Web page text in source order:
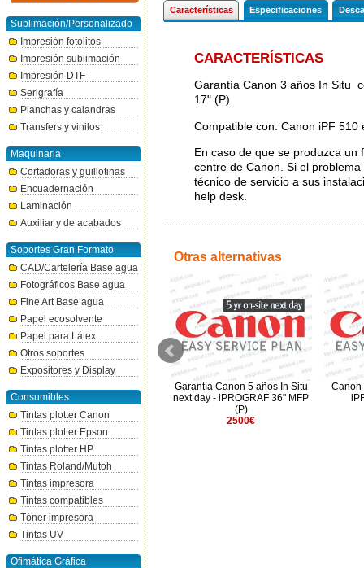
Sublimación/Personalizado
Impresión fotolitos
Impresión sublimación
Impresión DTF
Serigrafía
Planchas y calandras
Transfers y vinilos
Maquinaria
Cortadoras y guillotinas
Encuadernación
Laminación
Auxiliar y de acabados
Soportes Gran Formato
CAD/Cartelería Base agua
Fotográficos Base agua
Fine Art Base agua
Papel ecosolvente
Papel para Látex
Otros soportes
Expositores y Display
Consumibles
Tintas plotter Canon
Tintas plotter Epson
Tintas plotter HP
Tintas Roland/Mutoh
Tintas impresora
Tintas compatibles
Tóner impresora
Tintas UV
Ofimática Gráfica
Características Especificaciones
CARACTERÍSTICAS
Garantía Canon 3 años In Situ
17" (P).
Compatible con: Canon iPF 510
En caso de que se produzca un
centre de Canon. Si el
técnico de servicio a sus
help desk.
Otras alternativas
Garantía Canon 3 años In Situ
next day - iPROGRAF 44"
Graphic
1260€
Garantía Canon 5 años In Situ
next day - iPROGRAF 36" MFP
(P)
2500€
Canon